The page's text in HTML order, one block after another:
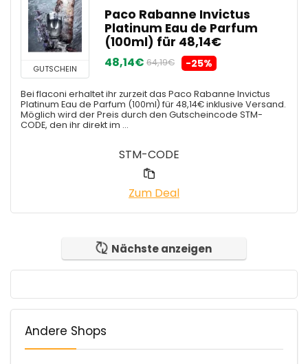
GUTSCHEIN
Paco Rabanne Invictus
Platinum Eau de Parfum
(100ml) für 48,14€
48,14€ 64,19€ -25%
Bei flaconi erhaltet ihr zurzeit das Paco Rabanne Invictus
Platinum Eau de Parfum (100ml) für 48,14€ inklusive Versand.
Möglich wird der Preis durch den Gutscheincode STM-
CODE, den ihr direkt im ...
STM-CODE
Zum Deal
Nächste anzeigen
Andere Shops